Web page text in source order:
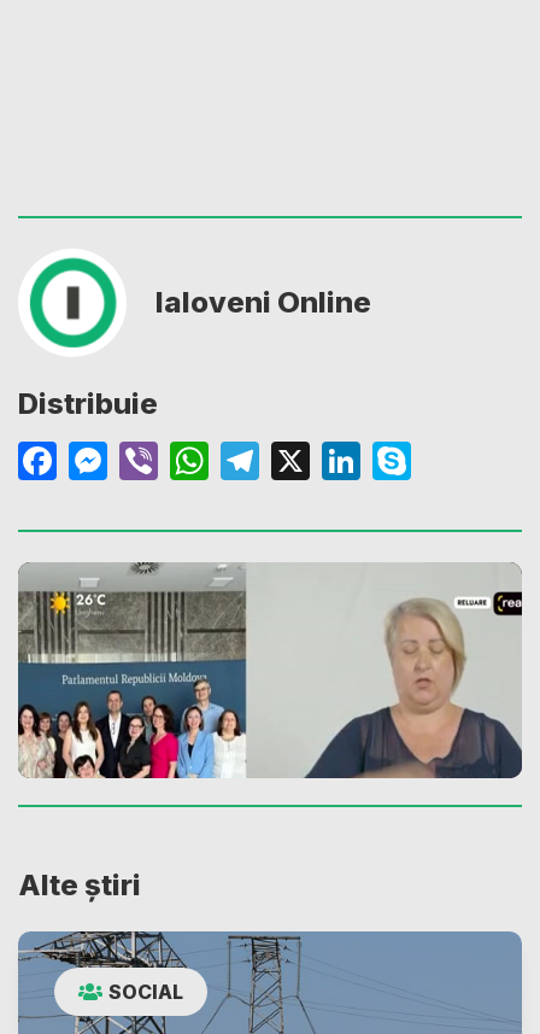
Ialoveni Online
Distribuie
Facebook
Messenger
ViberWhatsApp
Telegram
X LinkedIn
Alte știri
SOCIAL